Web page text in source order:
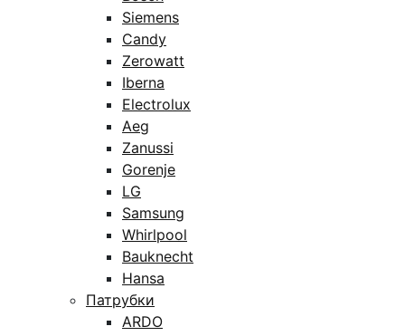
Siemens
Candy
Zerowatt
Iberna
Electrolux
Aeg
Zanussi
Gorenje
LG
Samsung
Whirlpool
Bauknecht
Hansa
Патрубки
ARDO